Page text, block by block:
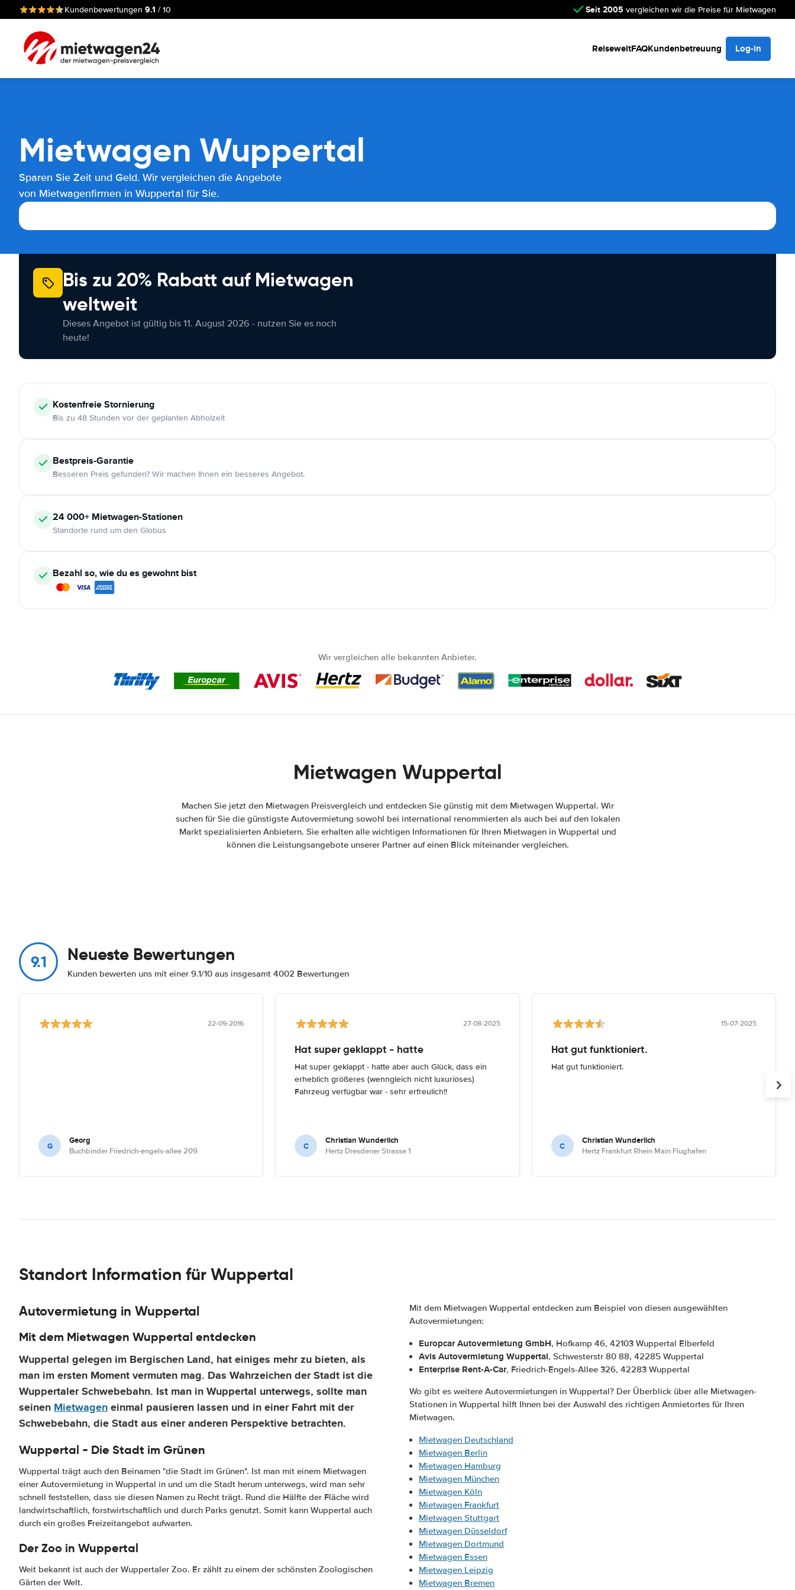
Kundenbewertungen 9.1 / 10 Seit 2005 vergleichen wir die Preise für Mietwagen
ReiseweltFAQKundenbetreuung Log-in
Mietwagen Wuppertal
Sparen Sie Zeit und Geld. Wir vergleichen die Angebote
von Mietwagenfirmen in Wuppertal für Sie.
Bis zu 20% Rabatt auf Mietwagen
weltweit
Dieses Angebot ist gültig bis 11. August 2026 - nutzen Sie es noch
heute!
KostenfreieStornierung
Bis zu 48 Stunden vor der geplanten Abholzeit
Bestpreis-Garantie
Besseren Preis gefunden? Wir machen Ihnen ein besseres Angebot.
24 000+ Mietwagen-Stationen
Standorte rund um den Globus
Bezahl so, wie du es gewohnt bist
Wir vergleichen alle bekannten Anbieter.
Mietwagen Wuppertal
Machen Sie jetzt den Mietwagen Preisvergleich und entdecken Sie günstig mit dem Mietwagen Wuppertal. Wir
suchen für Sie die günstigste Autovermietung sowohl bei international renommierten als auch bei auf den lokalen
Markt spezialisierten Anbietern. Sie erhalten alle wichtigen Informationen für Ihren Mietwagen in Wuppertal und
können die Leistungsangebote unserer Partner auf einen Blick miteinander vergleichen.
9.1 Neueste Bewertungen
Kunden bewerten uns mit einer 9.1/10 aus insgesamt 4002 Bewertungen
22-09-2016
G Georg
Buchbinder Friedrich-engels-allee 209
27-08-2025
Hat super geklappt - hatte
Hat super geklappt - hatte aber auch Glück, dass ein
erheblich größeres (wenngleich nicht luxuriöses)
Fahrzeug verfügbar war - sehr erfreulich!!
C Christian Wunderlich
Hertz Dresdener Strasse 1
15-07-2025
Hat gut funktioniert.
Hat gut funktioniert.
C Christian Wunderlich
Hertz Frankfurt Rhein Main Flughafen
Standort Information für Wuppertal
Autovermietung in Wuppertal
Mit dem Mietwagen Wuppertal entdecken
Wuppertal gelegen im Bergischen Land, hat einiges mehr zu bieten, als
man im ersten Moment vermuten mag. Das Wahrzeichen der Stadt ist die
Wuppertaler Schwebebahn. Ist man in Wuppertal unterwegs, sollte man
seinen Mietwageneinmal pausieren lassen und in einer Fahrt mit der
Schwebebahn, die Stadt aus einer anderen Perspektive betrachten.
Wuppertal - Die Stadt im Grünen
Wuppertal trägt auch den Beinamen "die Stadt im Grünen". Ist man mit einem Mietwagen
einer Autovermietung in Wuppertal in und um die Stadt herum unterwegs, wird man sehr
schnell feststellen, dass sie diesen Namen zu Recht trägt. Rund die Hälfte der Fläche wird
landwirtschaftlich, forstwirtschaftlich und durch Parks genutzt. Somit kann Wuppertal auch
durch ein großes Freizeitangebot aufwarten.
Der Zoo in Wuppertal
Weit bekannt ist auch der Wuppertaler Zoo. Er zählt zu einem der schönsten Zoologischen
Gärten der Welt.
Mit dem Mietwagen Wuppertal entdecken zum Beispiel von diesen ausgewählten
Autovermietungen:
Europcar Autovermietung GmbH, Hofkamp 46, 42103 Wuppertal Elberfeld
Avis Autovermietung Wuppertal, Schwesterstr 80 88, 42285 Wuppertal
Enterprise Rent-A-Car, Friedrich-Engels-Allee 326, 42283 Wuppertal
Wo gibt es weitere Autovermietungen in Wuppertal? Der Überblick über alle Mietwagen-
Stationen in Wuppertal hilft Ihnen bei der Auswahl des richtigen Anmietortes für Ihren
Mietwagen.
Mietwagen Deutschland
Mietwagen Berlin
Mietwagen Hamburg
Mietwagen München
Mietwagen Köln
Mietwagen Frankfurt
Mietwagen Stuttgart
Mietwagen Düsseldorf
Mietwagen Dortmund
Mietwagen Essen
Mietwagen Leipzig
Mietwagen Bremen